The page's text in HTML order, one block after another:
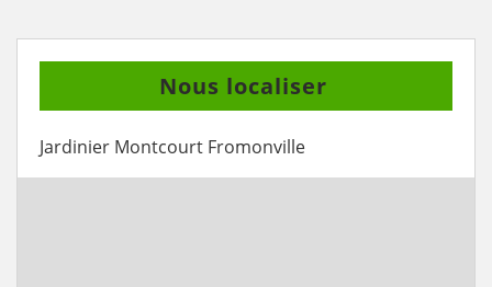
Nous localiser
Jardinier Montcourt Fromonville